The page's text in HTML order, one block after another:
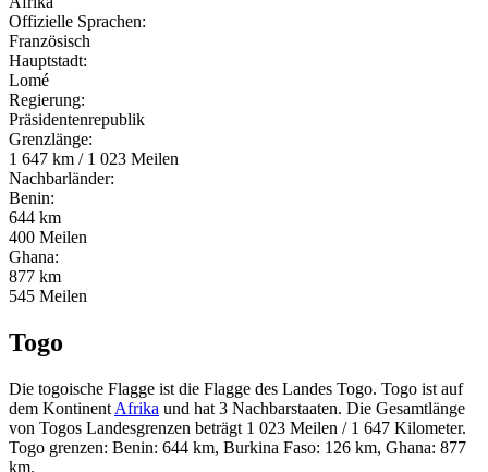
Offizielle Sprachen:
Französisch
Hauptstadt:
Lomé
Regierung:
Präsidentenrepublik
Grenzlänge:
1 647 km / 1 023 Meilen
Nachbarländer:
Benin:
644 km
400 Meilen
Ghana:
877 km
545 Meilen
Togo
Die togoische Flagge ist die Flagge des Landes Togo. Togo ist auf
dem Kontinent Afrika und hat 3 Nachbarstaaten. Die Gesamtlänge
von Togos Landesgrenzen beträgt 1 023 Meilen / 1 647 Kilometer.
Togo grenzen: Benin: 644 km, Burkina Faso: 126 km, Ghana: 877
km.